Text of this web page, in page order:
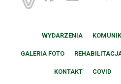
WYDARZENIA
GALERIA FOTO
KONTAKT COVID